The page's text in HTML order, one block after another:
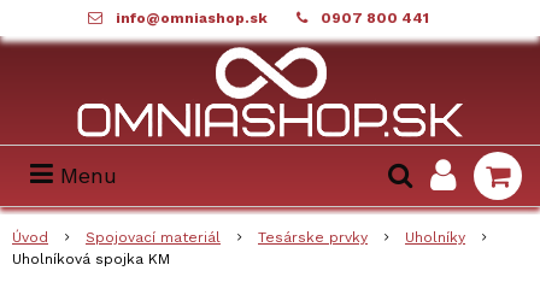
info@omniashop.sk 0907 800 441
Menu
Úvod Spojovací materiál Tesárske prvky
Uholníky
Uholníková spojka KM